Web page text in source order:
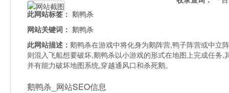
此网站标签： 鹅鸭杀
网站关键词： 鹅鸭杀
此网站描述：鹅鸭杀在游戏中将化身为鹅阵营,鸭子阵营或中立
则混入飞船想要破坏,鹅鸭杀以小游戏的形式在地图上完成任
并有能力破坏地图系统,穿越通风口和杀死鹅。
鹅鸭杀_网站SEO信息